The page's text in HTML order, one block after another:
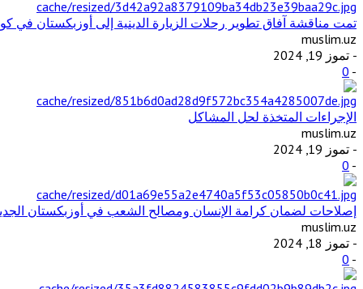
تمت مناقشة آفاق تطوير رحلات الزيارة الدينية إلى أوزبكستان في
muslim.uz
- تموز 19, 2024
-
0
الإجراءات المتخذة لحل المشاكل
muslim.uz
- تموز 19, 2024
-
0
إصلاحات لضمان كرامة الإنسان ومصالح الشعب في أوزبكستان
muslim.uz
- تموز 18, 2024
-
0